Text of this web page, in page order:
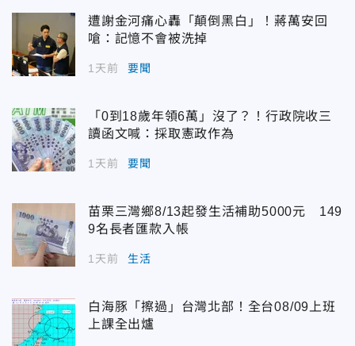
遭謝金河痛心轟「顛倒黑白」！蔣萬安回
嗆：記憶不會被洗掉
1天前 要聞
「0到18歲年領6萬」沒了？！行政院收三
讀函文喊：採取憲政作為
1天前 要聞
苗栗三灣鄉8/13起發生活補助5000元 149
9名長者匯款入帳
1天前 生活
白海豚「擦過」台灣北部！全台08/09上班
上課全出爐